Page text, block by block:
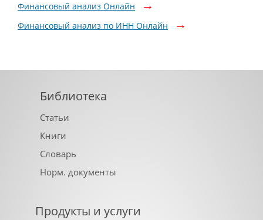
Финансовый анализ Онлайн
Финансовый анализ по ИНН Онлайн
Библиотека
Статьи
Книги
Словарь
Норм. документы
Продукты и услуги